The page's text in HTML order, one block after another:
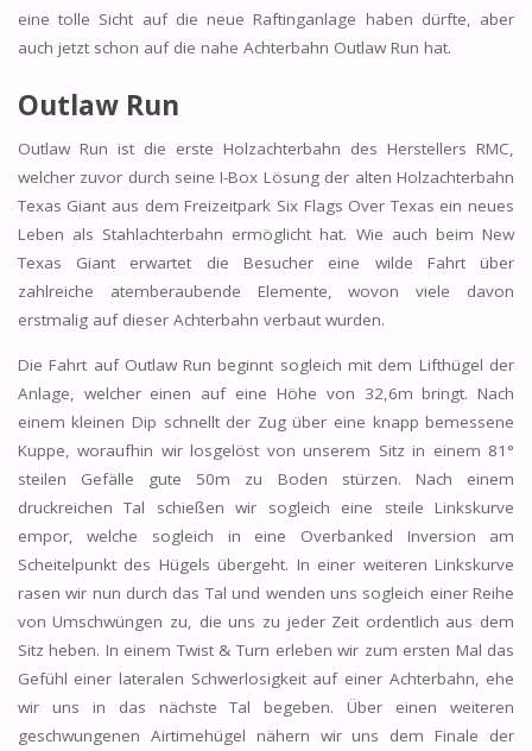
eine tolle Sicht auf die neue Raftinganlage haben dürfte, aber
auch jetzt schon auf die nahe Achterbahn Outlaw Run hat.
Outlaw Run
Outlaw Run ist die erste Holzachterbahn des Herstellers RMC,
welcher zuvor durch seine I-Box Lösung der alten Holzachterbahn
Texas Giant aus dem Freizeitpark Six Flags Over Texas ein neues
Leben als Stahlachterbahn ermöglicht hat. Wie auch beim New
Texas Giant erwartet die Besucher eine wilde Fahrt über
zahlreiche atemberaubende Elemente, wovon viele davon
erstmalig auf dieser Achterbahn verbaut wurden.
Die Fahrt auf Outlaw Run beginnt sogleich mit dem Lifthügel der
Anlage, welcher einen auf eine Höhe von 32,6m bringt. Nach
einem kleinen Dip schnellt der Zug über eine knapp bemessene
Kuppe, woraufhin wir losgelöst von unserem Sitz in einem 81°
steilen Gefälle gute 50m zu Boden stürzen. Nach einem
druckreichen Tal schießen wir sogleich eine steile Linkskurve
empor, welche sogleich in eine Overbanked Inversion am
Scheitelpunkt des Hügels übergeht. In einer weiteren Linkskurve
rasen wir nun durch das Tal und wenden uns sogleich einer Reihe
von Umschwüngen zu, die uns zu jeder Zeit ordentlich aus dem
Sitz heben. In einem Twist & Turn erleben wir zum ersten Mal das
Gefühl einer lateralen Schwerlosigkeit auf einer Achterbahn, ehe
wir uns in das nächste Tal begeben. Über einen weiteren
geschwungenen Airtimehügel nähern wir uns dem Finale der